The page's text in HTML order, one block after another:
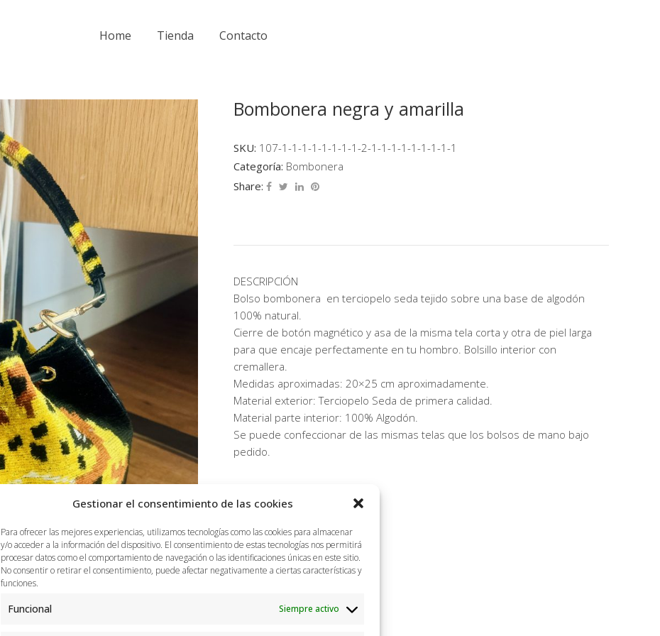
Gestionar el consentimiento de las cookies
Para ofrecer las mejores experiencias, utilizamos tecnologías como las cookies para almacenar
y/o acceder a la información del dispositivo. El consentimiento de estas tecnologías nos permitirá
procesar datos como el comportamiento de navegación o las identificaciones únicas en este sitio.
No consentir o retirar el consentimiento, puede afectar negativamente a ciertas características y
funciones.
Funcional Siempre activo
Home Tienda Contacto
Bombonera negra y amarilla
SKU: 107-1-1-1-1-1-1-1-1-2-1-1-1-1-1-1-1-1-1
Categoría: Bombonera
Share:
DESCRIPCIÓN
Bolso bombonera en terciopelo seda tejido sobre una base de algodón
100% natural.
Cierre de botón magnético y asa de la misma tela corta y otra de piel larga
para que encaje perfectamente en tu hombro. Bolsillo interior con
cremallera.
Medidas aproximadas: 20×25 cm aproximadamente.
Material exterior: Terciopelo Seda de primera calidad.
Material parte interior: 100% Algodón.
Se puede confeccionar de las mismas telas que los bolsos de mano bajo
pedido.